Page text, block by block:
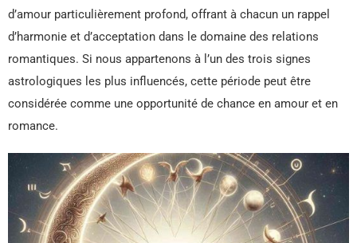
d’amour particulièrement profond, offrant à chacun un rappel
d’harmonie et d’acceptation dans le domaine des relations
romantiques. Si nous appartenons à l’un des trois signes
astrologiques les plus influencés, cette période peut être
considérée comme une opportunité de chance en amour et en
romance.